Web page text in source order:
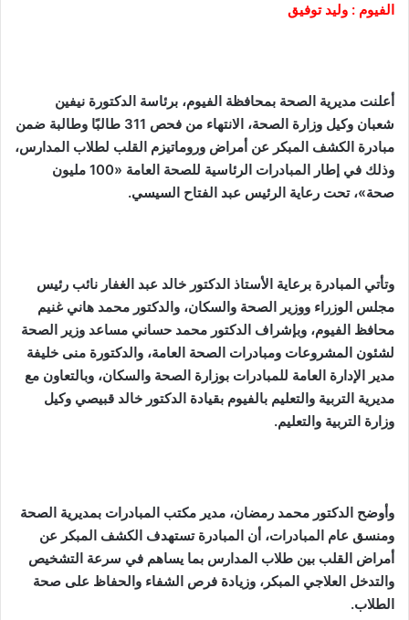
الفيوم : وليد توفيق
أعلنت مديرية الصحة بمحافظة الفيوم، برئاسة الدكتورة نيفين
شعبان وكيل وزارة الصحة، الانتهاء من فحص 311 طالبًا وطالبة ضمن
مبادرة الكشف المبكر عن أمراض وروماتيزم القلب لطلاب المدارس،
وذلك في إطار المبادرات الرئاسية للصحة العامة «100 مليون
صحة»، تحت رعاية الرئيس عبد الفتاح السيسي.
وتأتي المبادرة برعاية الأستاذ الدكتور خالد عبد الغفار نائب رئيس
مجلس الوزراء ووزير الصحة والسكان، والدكتور محمد هاني غنيم
محافظ الفيوم، وبإشراف الدكتور محمد حساني مساعد وزير الصحة
لشئون المشروعات ومبادرات الصحة العامة، والدكتورة منى خليفة
مدير الإدارة العامة للمبادرات بوزارة الصحة والسكان، وبالتعاون مع
مديرية التربية والتعليم بالفيوم بقيادة الدكتور خالد قبيصي وكيل
وزارة التربية والتعليم.
وأوضح الدكتور محمد رمضان، مدير مكتب المبادرات بمديرية الصحة
ومنسق عام المبادرات، أن المبادرة تستهدف الكشف المبكر عن
أمراض القلب بين طلاب المدارس بما يساهم في سرعة التشخيص
والتدخل العلاجي المبكر، وزيادة فرص الشفاء والحفاظ على صحة
الطلاب.